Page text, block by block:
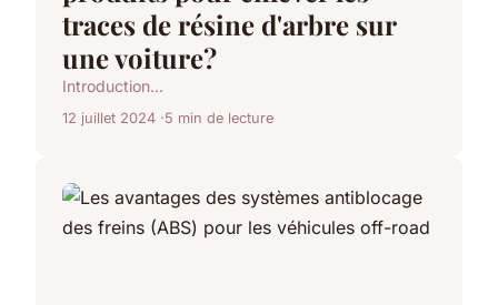
traces de résine d'arbre sur
une voiture?
Introduction...
12 juillet 2024 5 min de lecture